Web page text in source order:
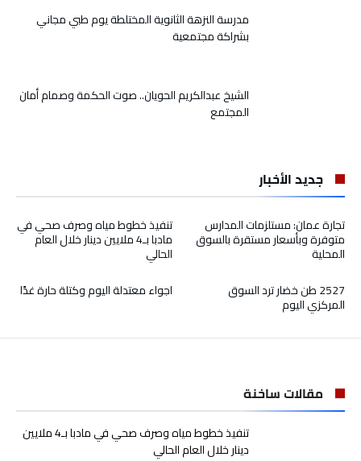
مدرسة النزهة الثانوية المختلطة يوم طبي مجاني
بشراكة مجتمعية
الشيخ عبدالكريم الحويان.. صوت الحكمة وصمام أمان
المجتمع
جديد الأخبار
تنفيذ خطوط مياه وصرف صحي في
مادبا بـ4 ملايين دينار خلال العام
الحالي
تجارة عمان: مستلزمات المدارس
متوفرة وبأسعار مستقرة بالسوق
المحلية
اجواء معتدلة اليوم وكتلة حارة غدًا
2527 طن خضار ترد السوق
المركزي اليوم
مقالات ساخنة
تنفيذ خطوط مياه وصرف صحي في مادبا بـ4 ملايين
دينار خلال العام الحالي